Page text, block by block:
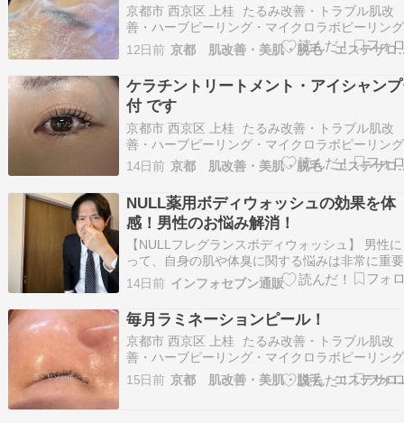
京都市 西京区 上桂 たるみ改善・トラブル肌改
善・ハーブピーリング・マイクロラボピーリン
ラミネーションピール・まつげパーマ・エステ
ン La saison beaute（ラ・セゾンボーテ）です
おはようございます。昨日の豪雨で今朝は少し
いです！ RIVIVEナチュラ…
12日前 京都 肌改善・美
ケラチントリートメント・アイシャン
付 です
京都市 西京区 上桂 たるみ改善・トラブル肌改
善・ハーブピーリング・マイクロラボピーリン
ラミネーションピール・まつげパーマ・エステ
ン La saison beaute（ラ・セゾンボーテ）です
おはようございます。今朝は少し曇ってます～
は雷マークがついてますので雨か…
14日前 京都 肌改善・美
NULL薬用ボディウォッシュの効果を体
感！男性のお悩み解消！
【NULLフレグランスボディウォッシュ】 男性
って、自身の肌や体臭に関する悩みは非常に重
問題です。 日常生活において自信を持って過ご
ためには、適切なボディケアが欠かせません。
こで注目されているのが、薬用NULLフレグラン
ボディウォッシュです。 本記事では、NUL…
14日前 インフォセブン通販
毎月ラミネーションピール！
京都市 西京区 上桂 たるみ改善・トラブル肌改
善・ハーブピーリング・マイクロラボピーリン
ラミネーションピール・まつげパーマ・エステ
ン La saison beaute（ラ・セゾンボーテ）です
15日前 京都 肌改善・美